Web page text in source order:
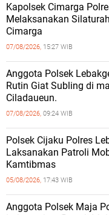
Kapolsek Cimarga
Melaksanakan
Cimarga
07/08/2026, 15:27 WIB
Anggota Polsek
Rutin Giat Subling di
Ciladaueun.
07/08/2026, 09:24 WIB
Polsek Cijaku Polres
Laksanakan Patroli
Kamtibmas
05/08/2026, 17:43 WIB
Anggota Polsek Maja